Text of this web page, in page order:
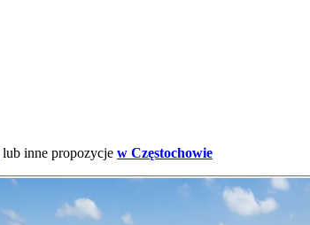
lub inne propozycje w Częstochowie